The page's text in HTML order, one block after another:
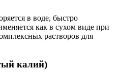
в воде, быстро
как в сухом виде при
растворов для
калий)